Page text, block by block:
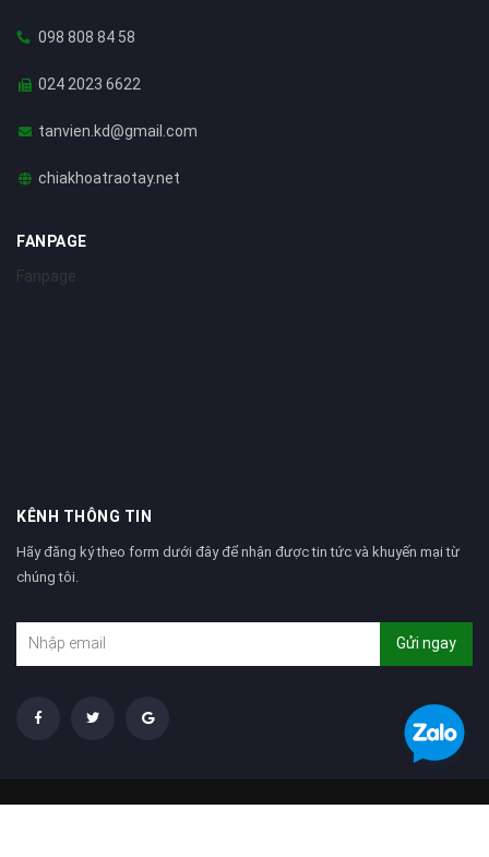
098 808 84 58
024 2023 6622
tanvien.kd@gmail.com
chiakhoatraotay.net
FANPAGE
Fanpage
KÊNH THÔNG TIN
Hãy đăng ký theo form dưới đây để nhận được tin tức và khuyến mại từ
chúng tôi.
Gửi ngay